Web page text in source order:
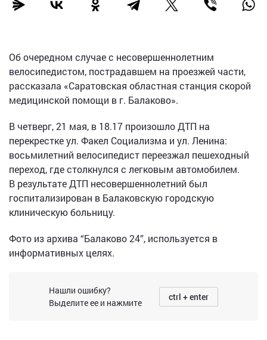
Об очередном случае с несовершеннолетним
велосипедистом, пострадавшем на проезжей части,
рассказала «Саратовская областная станция скорой
медицинской помощи в г. Балаково».
В четверг, 21 мая, в 18.17 произошло ДТП на
перекрестке ул. Факел Социализма и ул. Ленина:
восьмилетний велосипедист переезжал пешеходный
переход, где столкнулся с легковым автомобилем.
В результате ДТП несовершеннолетний был
госпитализирован в Балаковскую городскую
клиническую больницу.
Фото из архива “Балаково 24”, используется в
информативных целях.
Нашли ошибку?
Выделите ее и нажмите
ctrl + enter